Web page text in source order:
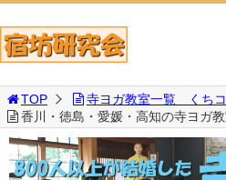
TOP
寺ヨガ教室一覧 くちコ
香川・徳島・愛媛・高知の寺ヨガ